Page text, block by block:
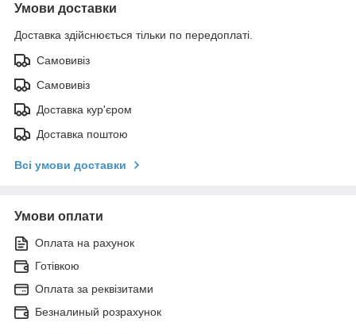
Умови доставки
Доставка здійснюється тільки по передоплаті.
Самовивіз
Самовивіз
Доставка кур'єром
Доставка поштою
Всі умови доставки
Умови оплати
Оплата на рахунок
Готівкою
Оплата за реквізитами
Безналиный розрахунок